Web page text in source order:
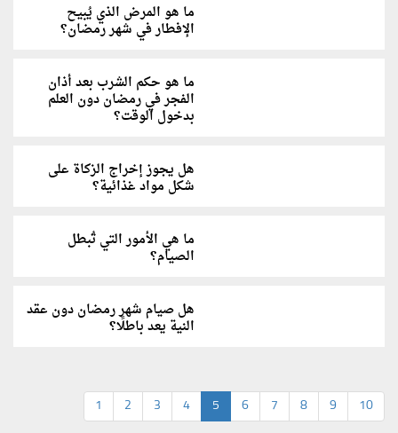
ما هو المرض الذي يُبيح
الإفطار في شهر رمضان؟
ما هو حكم الشرب بعد أذان
الفجر في رمضان دون العلم
بدخول الوقت؟
هل يجوز إخراج الزكاة على
شكل مواد غذائية؟
ما هي الأمور التي تُبطل
الصيام؟
هل صيام شهر رمضان دون عقد
النية يعد باطلًا؟
1 2 3 4 5 6 7 8 9 10